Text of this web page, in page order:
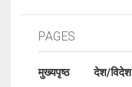
PAGES
मुख्यपृष्ठ देश/विदेश